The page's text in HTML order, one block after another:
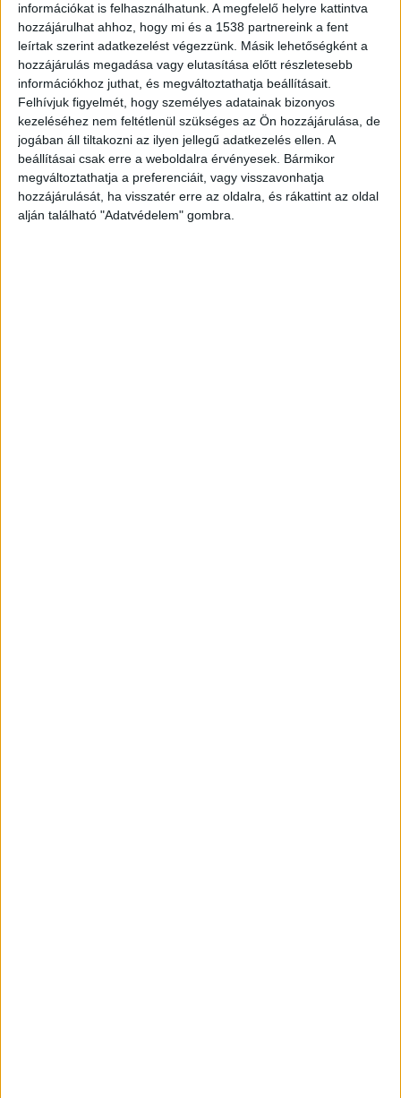
információkat is felhasználhatunk. A megfelelő helyre kattintva
hozzájárulhat ahhoz, hogy mi és a 1538 partnereink a fent
leírtak szerint adatkezelést végezzünk. Másik lehetőségként a
hozzájárulás megadása vagy elutasítása előtt részletesebb
információkhoz juthat, és megváltoztathatja beállításait.
Felhívjuk figyelmét, hogy személyes adatainak bizonyos
kezeléséhez nem feltétlenül szükséges az Ön hozzájárulása, de
jogában áll tiltakozni az ilyen jellegű adatkezelés ellen. A
beállításai csak erre a weboldalra érvényesek. Bármikor
megváltoztathatja a preferenciáit, vagy visszavonhatja
hozzájárulását, ha visszatér erre az oldalra, és rákattint az oldal
alján található "Adatvédelem" gombra.
Meghalt egy rendőr
“Mély megrendüléssel és fájó szívvel értesültem a
ma délelőtt történt tragikus balesetről,
amelyben szolgálatteljesítés közben életét
vesztette a Békés Vármegyei Rendőr-
főkapitányság kiváló munkatársa, Szöllősi Tamás
rendőr zászlós, járőrparancsnok” – írja közösségi
oldalán Pósfai Gábor belügyminiszter.